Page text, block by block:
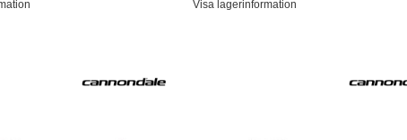
Visa lagerinformation